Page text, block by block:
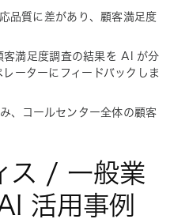
品質に差があり、顧客満足度
満足度調査の結果を AI が分
ーターにフィードバックしま
、コールセンター全体の顧客
ス / 一般業
活用事例